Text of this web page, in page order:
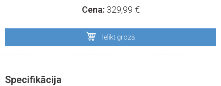
Cena: 329,99 €
Ielikt grozā
Specifikācija